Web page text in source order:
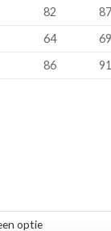
82 87
64 69
86 91